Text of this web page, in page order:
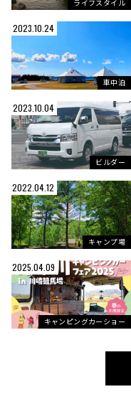
ライフスタイル
2023.10.24
車中泊
2023.10.04
ビルダー
2022.04.12
キャンプ場
2025.04.09
キャンピングカーショー